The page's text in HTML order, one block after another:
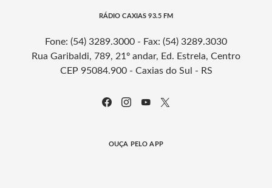
RÁDIO CAXIAS 93.5 FM
Fone: (54) 3289.3000 - Fax: (54) 3289.3030
Rua Garibaldi, 789, 21º andar, Ed. Estrela, Centro
CEP 95084.900 - Caxias do Sul - RS
OUÇA PELO APP